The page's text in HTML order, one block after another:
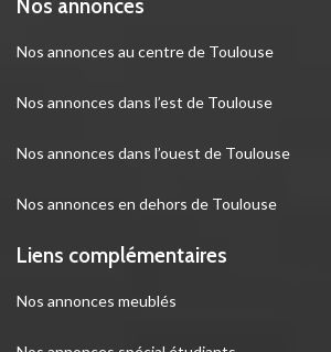
Nos annonces
Nos annonces au centre de Toulouse
Nos annonces dans l’est de Toulouse
Nos annonces dans l’ouest de Toulouse
Nos annonces en dehors de Toulouse
Liens complémentaires
Nos annonces meublés